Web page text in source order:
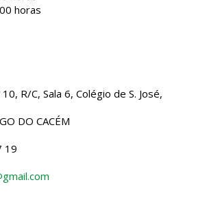
horas
R/C, Sala 6, Colégio de S. José,
DO CACÉM
19